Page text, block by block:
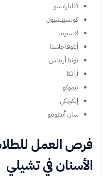
فالبارايسو
كونسيبسيون
لا سيرينا
أنتوفاجاستا
بونتا أريناس
أرانكا
تيموكو
إيكويكي
سان أنطونيو
فرص العمل
الأسنان في تشيلي